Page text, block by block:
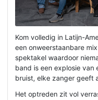
Kom volledig in Latijn-
een onweerstaanbare
spektakel waardoor
band is een explosie van
bruist, elke zanger geeft
Het optreden zit vol